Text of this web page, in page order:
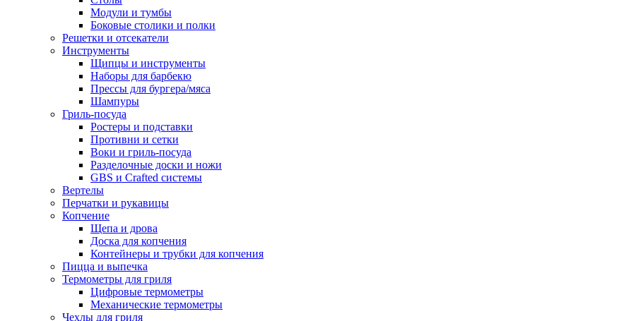
Модули и тумбы
Боковые столики и полки
Решетки и отсекатели
Инструменты
Щипцы и инструменты
Наборы для барбекю
Прессы для бургера/мяса
Шампуры
Гриль-посуда
Ростеры и подставки
Противни и сетки
Воки и гриль-посуда
Разделочные доски и ножи
GBS и Crafted системы
Вертелы
Перчатки и рукавицы
Копчение
Щепа и дрова
Доска для копчения
Контейнеры и трубки для копчения
Пицца и выпечка
Термометры для гриля
Цифровые термометры
Механические термометры
Чехлы для гриля